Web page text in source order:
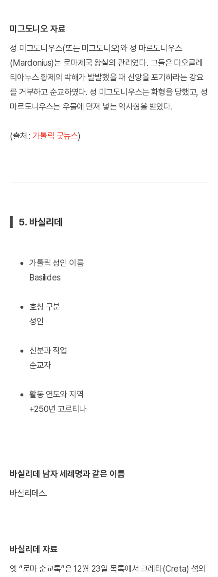
미그도니오 자료
성 미그도니우스(또는 미그도니오)와 성 마르도니우스
(Mardonius)는 로마제국 왕실의 관리였다. 그들은 디오클레
티아누스 황제의 박해가 발발했을 때 신앙을 포기하라는 강요
를 거부하고 순교하였다. 성 미그도니우스는 화형을 당했고, 성
마르도니우스는 우물에 던져 넣는 익사형을 받았다.
(출처 :가톨릭 굿뉴스)
5. 바실리데
가톨릭 성인 이름
Basilides
호칭 구분
성인
신분과 직업
순교자
활동 연도와 지역
+250년 고르티나
바실리데 남자 세례명과 같은 이름
바실리데스.
바실리데 자료
옛 “로마 순교록”은 12월 23일 목록에서 크레타(Creta) 섬의